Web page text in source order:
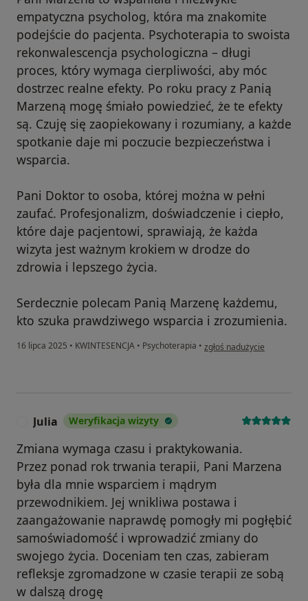
empatyczna psycholog, która ma znakomite
podejście do pacjenta. Psychoterapia to swoista
rekonwalescencja psychologiczna – długi
proces, który wymaga cierpliwości, aby móc
dostrzec realne efekty. Po roku pracy z Panią
Marzeną mogę śmiało powiedzieć, że te efekty
są. Czuję się zaopiekowany i rozumiany, a każde
spotkanie daje mi poczucie bezpieczeństwa i
wsparcia.
Pani Doktor to osoba, której można w pełni
zaufać. Profesjonalizm, doświadczenie i ciepło,
które daje pacjentowi, sprawiają, że każda
wizyta jest ważnym krokiem w drodze do
zdrowia i lepszego życia.
Serdecznie polecam Panią Marzenę każdemu,
kto szuka prawdziwego wsparcia i zrozumienia.
16 lipca 2025 • KWINTESENCJA • Psychoterapia • w opinii użytkownika MB
zgłoś nadużycie
Julia Weryfikacja wizyty
Zmiana wymaga czasu i praktykowania.
Przez ponad rok trwania terapii, Pani Marzena
była dla mnie wsparciem i mądrym
przewodnikiem. Jej wnikliwa postawa i
zaangażowanie naprawdę pomogły mi pogłębić
samoświadomość i wprowadzić zmiany do
swojego życia. Doceniam ten czas, zabieram
refleksje zgromadzone w czasie terapii ze sobą
w dalszą drogę